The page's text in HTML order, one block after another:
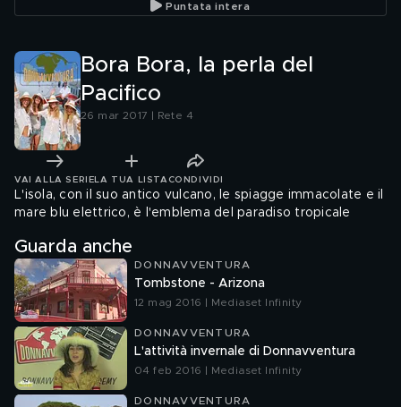
Puntata intera
Bora Bora, la perla del
Pacifico
26 mar 2017 | Rete 4
VAI ALLA SERIE LA TUA LISTA CONDIVIDI
L'isola, con il suo antico vulcano, le spiagge immacolate e il
mare blu elettrico, è l'emblema del paradiso tropicale
Guarda anche
DONNAVVENTURA
Tombstone - Arizona
12 mag 2016 | Mediaset Infinity
DONNAVVENTURA
L'attività invernale di Donnavventura
04 feb 2016 | Mediaset Infinity
DONNAVVENTURA